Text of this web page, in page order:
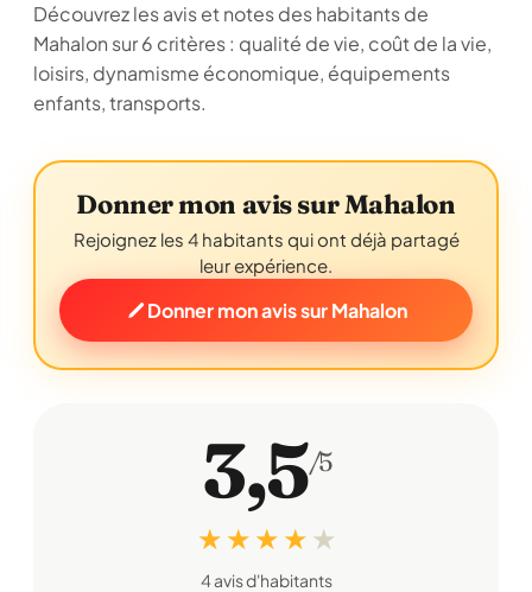
Découvrez les avis et notes des habitants de
Mahalon sur 6 critères : qualité de vie, coût de la vie,
loisirs, dynamisme économique, équipements
enfants, transports.
Donner mon avis sur Mahalon
Rejoignez les 4 habitants qui ont déjà partagé
leur expérience.
Donner mon avis sur Mahalon
3,5/5
★ ★ ★ ★ ★
4 avis d'habitants